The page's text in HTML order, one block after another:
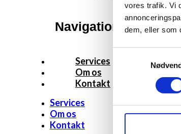
vores trafik. Vi
dem, eller som
Navigation
Services
Om os
Kontakt
Services
Om os
Kontakt